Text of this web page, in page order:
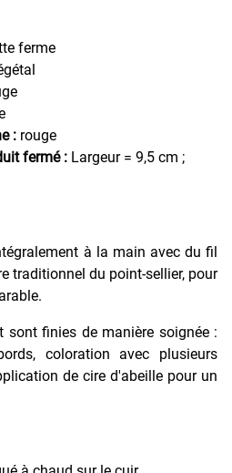
ferme
: rouge
fermé : Largeur = 9,5 cm ;
à la main avec du fil
traditionnel du point-sellier, pour
sont finies de manière soignée :
coloration avec plusieurs
de cire d'abeille pour un